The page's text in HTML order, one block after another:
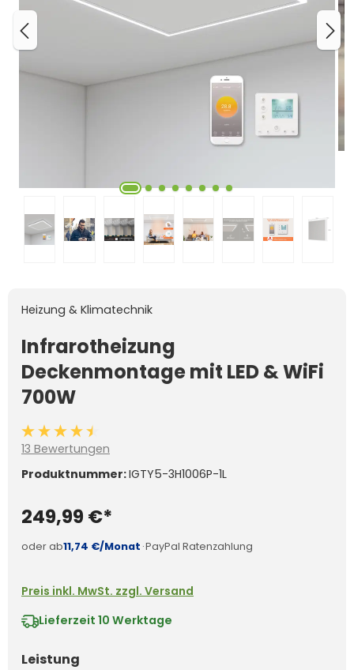
Heizung & Klimatechnik
Infrarotheizung
Deckenmontage mit LED & WiFi
700W
Durchschnittliche Bewertung von 4.3 von 5 Sternen
13 Bewertungen
Produktnummer:IGTY5-3H1006P-1L
249,99 €*
oder ab11,74 €/Monat ·PayPal Ratenzahlung
Preis inkl. MwSt. zzgl. Versand
Lieferzeit 10 Werktage
Leistung